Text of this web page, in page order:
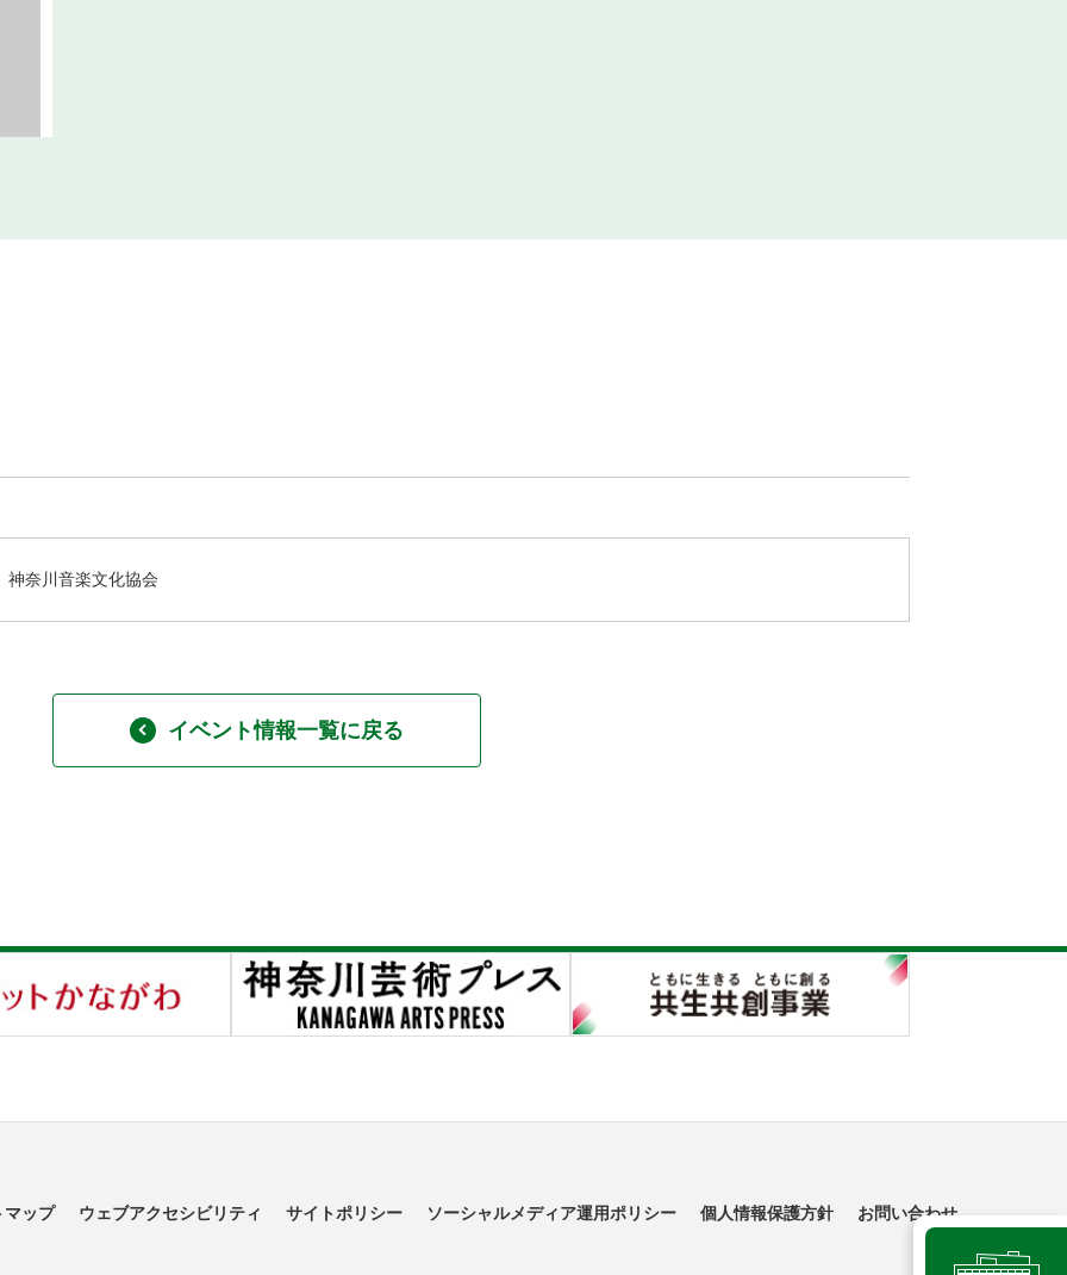
神奈川音楽文化協会
イベント情報一覧に戻る
マップ ウェブアクセシビリティ サイトポリシー ソーシャルメディア運用ポリシー 個人情報保護方針 お問い合わせ